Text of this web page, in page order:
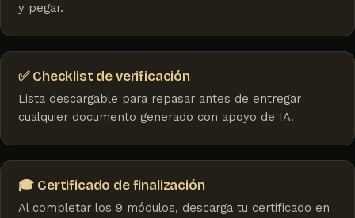
y pegar.
✅ Checklist de verificación
Lista descargable para repasar antes de entregar
cualquier documento generado con apoyo de IA.
🎓 Certificado de finalización
Al completar los 9 módulos, descarga tu certificado en